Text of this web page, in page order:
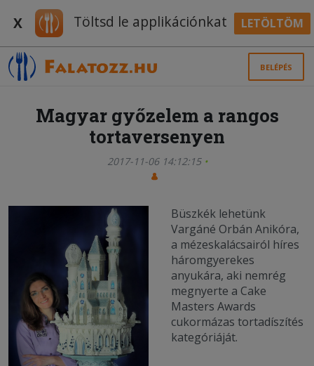
X Töltsd le applikációnkat LETÖLTÖM
BELÉPÉS
Magyar győzelem a rangos
tortaversenyen
2017-11-06 14:12:15
Büszkék lehetünk
Vargáné Orbán Anikóra,
a mézeskalácsairól híres
háromgyerekes
anyukára, aki nemrég
megnyerte a Cake
Masters Awards
cukormázas tortadíszítés
kategóriáját.